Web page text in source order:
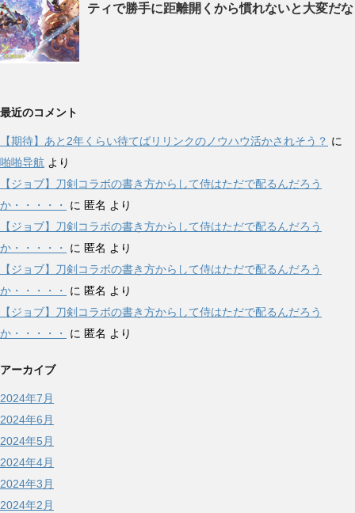
ティで勝手に距離開くから慣れないと大変だな
最近のコメント
【期待】あと2年くらい待てばリリンクのノウハウ活かされそう？ に
啪啪导航 より
【ジョブ】刀剣コラボの書き方からして侍はただで配るんだろう
か・・・・・
に 匿名 より
【ジョブ】刀剣コラボの書き方からして侍はただで配るんだろう
か・・・・・
に 匿名 より
【ジョブ】刀剣コラボの書き方からして侍はただで配るんだろう
か・・・・・
に 匿名 より
【ジョブ】刀剣コラボの書き方からして侍はただで配るんだろう
か・・・・・
に 匿名 より
アーカイブ
2024年7月
2024年6月
2024年5月
2024年4月
2024年3月
2024年2月